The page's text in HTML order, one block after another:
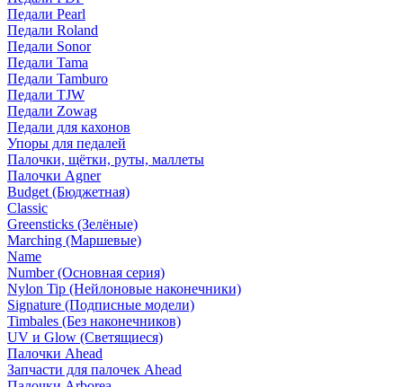
Педали Pearl
Педали Roland
Педали Sonor
Педали Tama
Педали Tamburo
Педали TJW
Педали Zowag
Педали для кахонов
Упоры для педалей
Палочки, щётки, руты, маллеты
Палочки Agner
Budget (Бюджетная)
Classic
Greensticks (Зелёные)
Marching (Маршевые)
Name
Number (Основная серия)
Nylon Tip (Нейлоновые наконечники)
Signature (Подписные модели)
Timbales (Без наконечников)
UV и Glow (Светящиеся)
Палочки Ahead
Запчасти для палочек Ahead